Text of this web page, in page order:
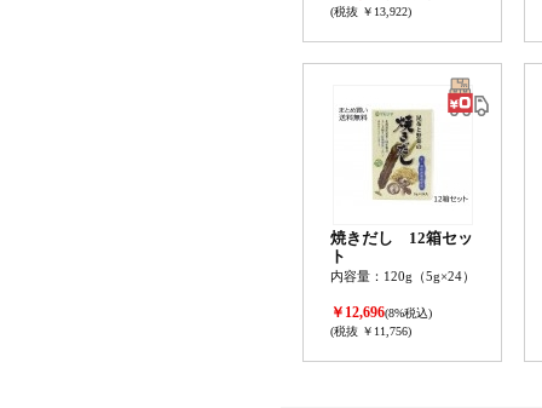
(税抜 ￥13,922)
焼きだし 12箱セッ
ト
内容量：120g（5g×24）
￥12,696(8%税込)
(税抜 ￥11,756)